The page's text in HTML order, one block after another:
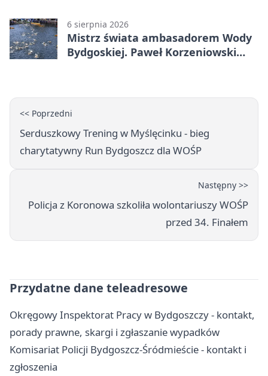
6 sierpnia 2026
Mistrz świata ambasadorem Wody
Bydgoskiej. Paweł Korzeniowski
<< Poprzedni
Serduszkowy Trening w Myślęcinku - bieg
charytatywny Run Bydgoszcz dla WOŚP
Następny >>
Policja z Koronowa szkoliła wolontariuszy WOŚP
przed 34. Finałem
Przydatne dane teleadresowe
Okręgowy Inspektorat Pracy w Bydgoszczy - kontakt,
porady prawne, skargi i zgłaszanie wypadków
Komisariat Policji Bydgoszcz-Śródmieście - kontakt i
zgłoszenia